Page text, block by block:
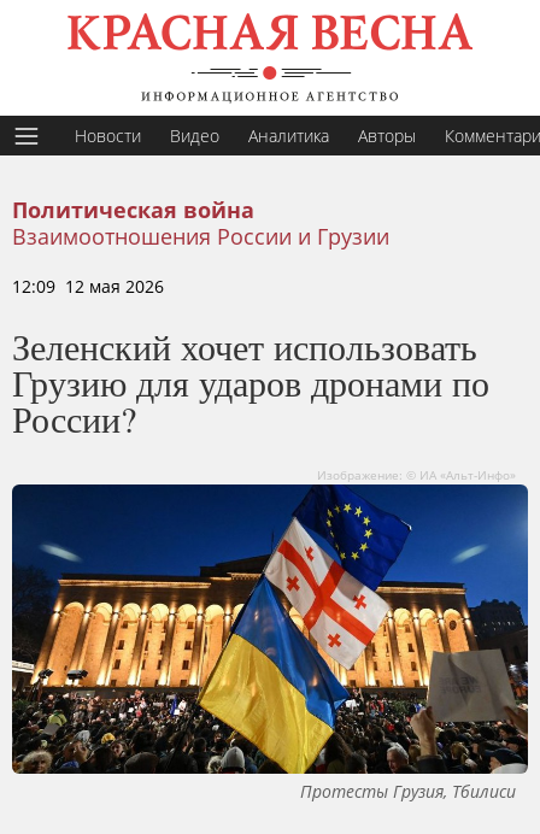
Новости Видео Аналитика Авторы
Политическая война
Взаимоотношения России и Грузии
12:09 12 мая 2026
Зеленский хочет использовать
Грузию для ударов дронами по
России?
Изображение: © ИА «Альт-Инфо»
Протесты Грузия, Тбилиси